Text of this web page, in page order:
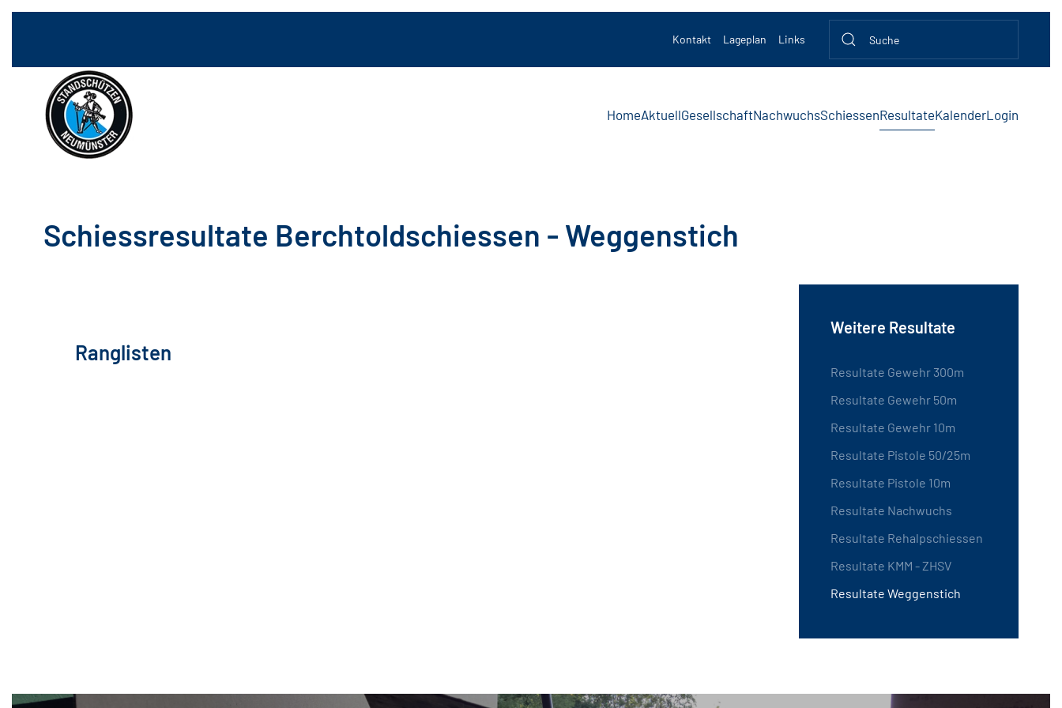
Kontakt Lageplan Links
HomeAktuellGesellschaftNachwuchsSchiessenResultateKalenderLogin
Schiessresultate Berchtoldschiessen - Weggenstich
Ranglisten
Weitere Resultate
Resultate Gewehr 300m
Resultate Gewehr 50m
Resultate Gewehr 10m
Resultate Pistole 50/25m
Resultate Pistole 10m
Resultate Nachwuchs
Resultate Rehalpschiessen
Resultate KMM - ZHSV
Resultate Weggenstich